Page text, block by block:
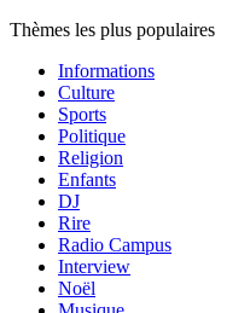
Thèmes les plus populaires
Informations
Culture
Sports
Politique
Religion
Enfants
DJ
Rire
Radio Campus
Interview
Noël